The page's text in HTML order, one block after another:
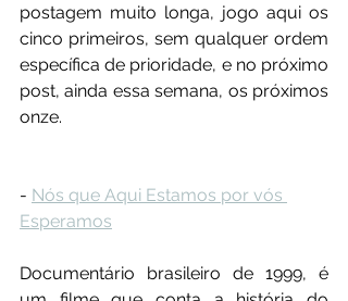
postagem muito longa, jogo aqui os
cinco primeiros, sem qualquer ordem
específica de prioridade, e no próximo
post, ainda essa semana, os próximos
onze.
- Nós que Aqui Estamos por vós
Esperamos
Documentário brasileiro de 1999, é